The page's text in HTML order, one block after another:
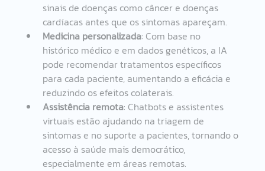
sinais de doenças como câncer e doenças
cardíacas antes que os sintomas apareçam.
Medicina personalizada: Com base no
histórico médico e em dados genéticos, a IA
pode recomendar tratamentos específicos
para cada paciente, aumentando a eficácia e
reduzindo os efeitos colaterais.
Assistência remota: Chatbots e assistentes
virtuais estão ajudando na triagem de
sintomas e no suporte a pacientes, tornando o
acesso à saúde mais democrático,
especialmente em áreas remotas.